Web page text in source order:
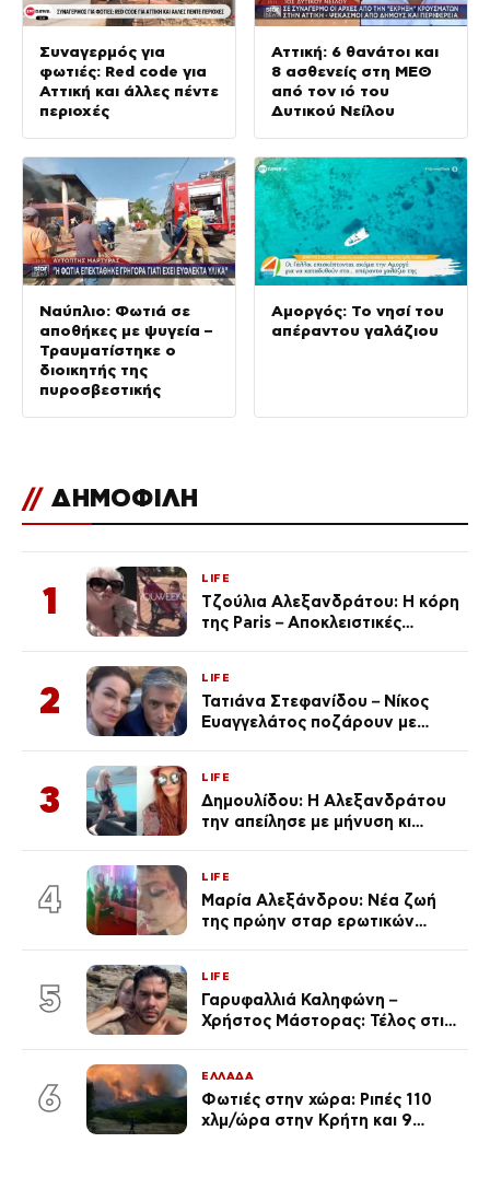
Συναγερμός για
φωτιές: Red code για
Αττική και άλλες πέντε
περιοχές
Αττική: 6 θανάτοι και
8 ασθενείς στη ΜΕΘ
από τον ιό του
Δυτικού Νείλου
Ναύπλιο: Φωτιά σε
αποθήκες με ψυγεία –
Τραυματίστηκε ο
διοικητής της
πυροσβεστικής
Αμοργός: Το νησί του
απέραντου γαλάζιου
// ΔΗΜΟΦΙΛΗ
1
LIFE
Τζούλια Αλεξανδράτου: Η κόρη
της Paris – Αποκλειστικές
2
LIFE
Τατιάνα Στεφανίδου – Νίκος
Ευαγγελάτος ποζάρουν με
3
LIFE
Δημουλίδου: Η Αλεξανδράτου
την απείλησε με μήνυση κι
ποια είσαι σοκαρίστικα»
4
LIFE
Μαρία Αλεξάνδρου: Νέα ζωή
της πρώην σταρ ερωτικών
(Φωτογραφίες)
5
LIFE
Γαρυφαλλιά Καληφώνη –
Χρήστος Μάστορας: Τέλος στις
6
ΕΛΛΑΔΑ
Φωτιές στην χώρα: Ριπές 110
χλμ/ώρα στην Κρήτη και 9